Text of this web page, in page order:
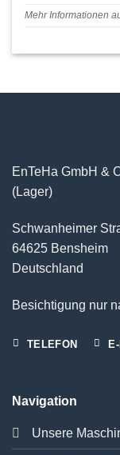
Mehr Informationen
EnTeHa GmbH &
(Lager)
Schwanheimer
64625 Bensheim
Deutschland
Besichtigung nur
TELEFON
Navigation
Unsere